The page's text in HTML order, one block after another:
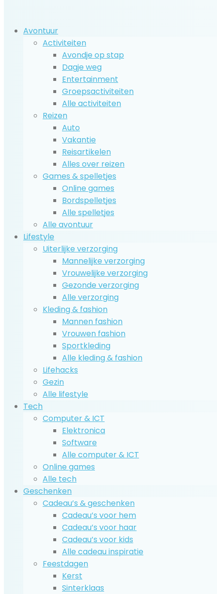
Avontuur
Activiteiten
Avondje op stap
Dagje weg
Entertainment
Groepsactiviteiten
Alle activiteiten
Reizen
Auto
Vakantie
Reisartikelen
Alles over reizen
Games & spelletjes
Online games
Bordspelletjes
Alle spelletjes
Alle avontuur
Lifestyle
Uiterlijke verzorging
Mannelijke verzorging
Vrouwelijke verzorging
Gezonde verzorging
Alle verzorging
Kleding & fashion
Mannen fashion
Vrouwen fashion
Sportkleding
Alle kleding & fashion
Lifehacks
Gezin
Alle lifestyle
Tech
Computer & ICT
Elektronica
Software
Alle computer & ICT
Online games
Alle tech
Geschenken
Cadeau’s & geschenken
Cadeau’s voor hem
Cadeau’s voor haar
Cadeau’s voor kids
Alle cadeau inspiratie
Feestdagen
Kerst
Sinterklaas